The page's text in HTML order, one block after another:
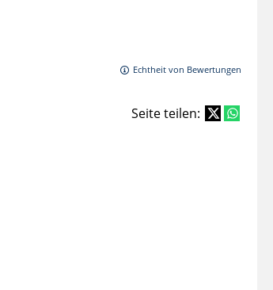
Echtheit von Bewertungen
Seite teilen: